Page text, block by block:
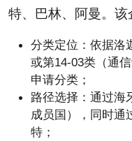
特、巴林、阿曼。该
分类定位：依据洛
或第14-03类（通
申请分类；
路径选择：通过海
成员国），同时通
特；